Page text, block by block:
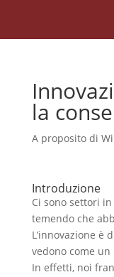
la
A proposito di
Introduzione
Ci sono settori
temendo che
L’innovazione è
vedono come un
In effetti, noi